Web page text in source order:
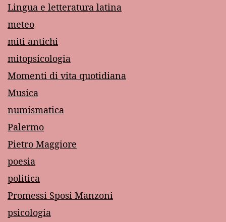
Lingua e letteratura latina
meteo
miti antichi
mitopsicologia
Momenti di vita quotidiana
Musica
numismatica
Palermo
Pietro Maggiore
poesia
politica
Promessi Sposi Manzoni
psicologia